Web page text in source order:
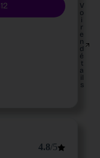
V
o
i
r
e
n
d
é
t
a
il
s
4.8/5